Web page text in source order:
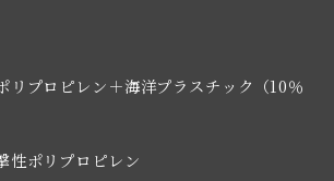
リプロピレン＋海洋プラスチック（10％
性ポリプロピレン